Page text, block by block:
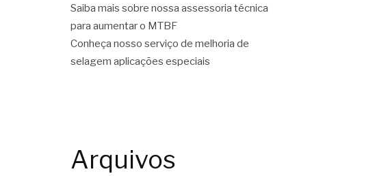
Saiba mais sobre nossa assessoria técnica
para aumentar o MTBF
Conheça nosso serviço de melhoria de
selagem aplicações especiais
Arquivos